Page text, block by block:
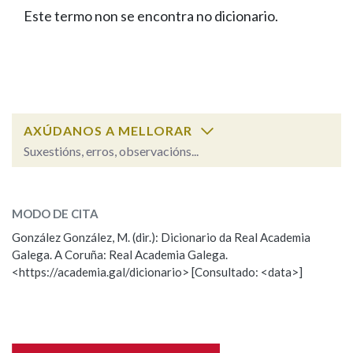
FIGURAS HOMENAXEADAS
PORTAL DAS PALABRAS
Facebook
TwitterYoutubeInstagram
Bluesky
BUSCAR NOS LEMAS
Remata por
BUSCAR NO CONTIDO
Nas definicións
Este termo non se encontra no dicionario.
AXÚDANOS A MELLORAR
Suxestións, erros, observacións...
Observación
Nome
MODO DE CITA
González González, M. (dir.): Dicionario da Real Academia
Galega. A Coruña: Real Academia Galega.
<https://academia.gal/dicionario> [Consultado: <data>]